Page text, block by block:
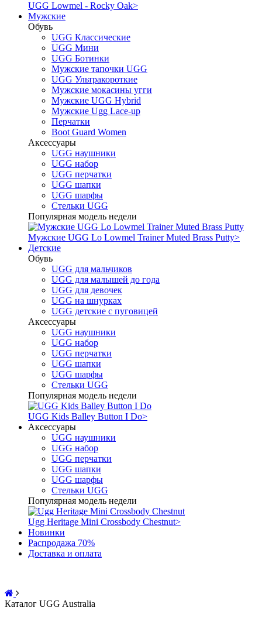
UGG Lowmel - Rocky Oak>
Мужские
Обувь
UGG Классические
UGG Мини
UGG Ботинки
Мужские тапочки UGG
UGG Ультракороткие
Мужские мокасины угги
Мужские UGG Hybrid
Мужские Ugg Lace-up
Перчатки
Boot Guard Women
Аксессуары
UGG наушники
UGG набор
UGG перчатки
UGG шапки
UGG шарфы
Стельки UGG
Популярная модель недели
Мужские UGG Lo Lowmel Trainer Muted Brass Putty>
Детские
Обувь
UGG для мальчиков
UGG для малышей до года
UGG для девочек
UGG на шнурках
UGG детские с пуговицей
Аксессуары
UGG наушники
UGG набор
UGG перчатки
UGG шапки
UGG шарфы
Стельки UGG
Популярная модель недели
UGG Kids Balley Button I Do>
Аксессуары
UGG наушники
UGG набор
UGG перчатки
UGG шапки
UGG шарфы
Стельки UGG
Популярная модель недели
Ugg Heritage Mini Crossbody Chestnut>
Новинки
Распродажа 70%
Доставка и оплата
Каталог UGG Australia